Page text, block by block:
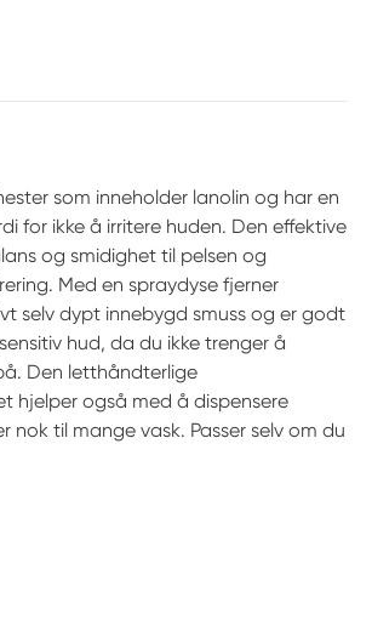
som inneholder lanolin og har en
for ikke å irritere huden. Den effektive
og smidighet til pelsen og
Med en spraydyse fjerner
selv dypt innebygd smuss og er godt
hud, da du ikke trenger å
Den letthåndterlige
hjelper også med å dispensere
nok til mange vask. Passer selv om du